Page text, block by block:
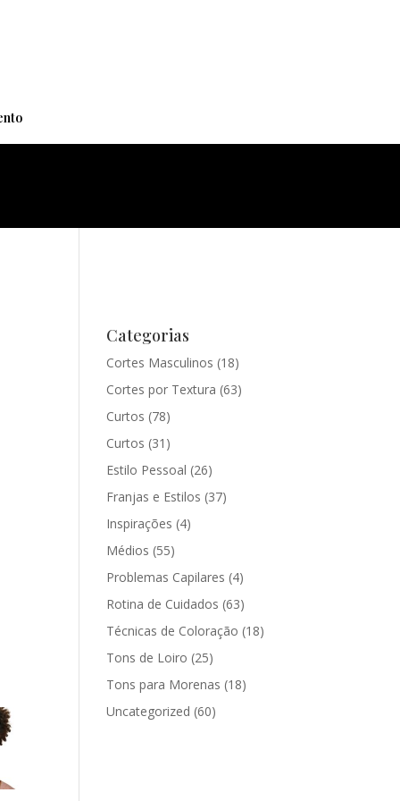
Categorias
Cortes Masculinos (18)
Cortes por Textura (63)
Curtos (78)
Curtos (31)
Estilo Pessoal (26)
Franjas e Estilos (37)
Inspirações (4)
Médios (55)
Problemas Capilares (4)
Rotina de Cuidados (63)
Técnicas de Coloração (18)
Tons de Loiro (25)
Tons para Morenas (18)
Uncategorized (60)